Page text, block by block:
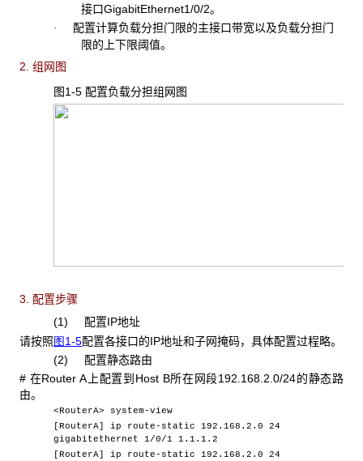
接口GigabitEthernet1/0/2。
· 配置计算负载分担门限的主接口带宽以及负载分担门
限的上下限阈值。
2. 组网图
图1-5 配置负载分担组网图
3. 配置步骤
(1) 配置IP地址
请按照图1-5配置各接口的IP地址和子网掩码，具体配置过程略。
(2) 配置静态路由
# 在Router A上配置到Host B所在网段192.168.2.0/24的静态路
由。
<RouterA> system-view
[RouterA] ip route-static 192.168.2.0 24
gigabitethernet 1/0/1 1.1.1.2
[RouterA] ip route-static 192.168.2.0 24